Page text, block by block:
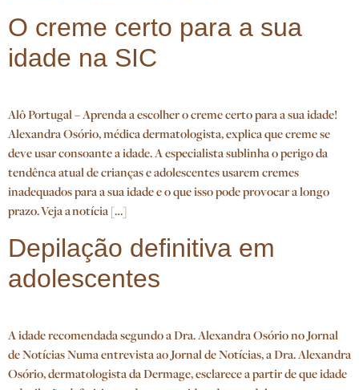
O creme certo para a sua
idade na SIC
Alô Portugal – Aprenda a escolher o creme certo para a sua idade!
Alexandra Osório, médica dermatologista, explica que creme se
deve usar consoante a idade. A especialista sublinha o perigo da
tendênca atual de crianças e adolescentes usarem cremes
inadequados para a sua idade e o que isso pode provocar a longo
prazo. Veja a notícia […]
Depilação definitiva em
adolescentes
A idade recomendada segundo a Dra. Alexandra Osório no Jornal
de Notícias Numa entrevista ao Jornal de Notícias, a Dra. Alexandra
Osório, dermatologista da Dermage, esclarece a partir de que idade